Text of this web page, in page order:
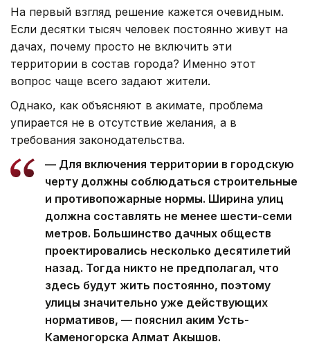
На первый взгляд решение кажется очевидным.
Если десятки тысяч человек постоянно живут на
дачах, почему просто не включить эти
территории в состав города? Именно этот
вопрос чаще всего задают жители.
Однако, как объясняют в акимате, проблема
упирается не в отсутствие желания, а в
требования законодательства.
— Для включения территории в городскую
черту должны соблюдаться строительные
и противопожарные нормы. Ширина улиц
должна составлять не менее шести-семи
метров. Большинство дачных обществ
проектировались несколько десятилетий
назад. Тогда никто не предполагал, что
здесь будут жить постоянно, поэтому
улицы значительно уже действующих
нормативов, — пояснил аким Усть-
Каменогорска Алмат Акышов.